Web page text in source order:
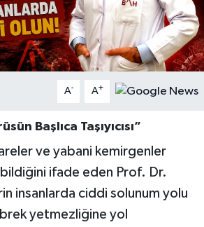
A- A+
Başlıca Taşıyıcısı”
ve yabani kemirgenler
ifade eden Prof. Dr.
insanlarda ciddi solunum yolu
yetmezliğine yol